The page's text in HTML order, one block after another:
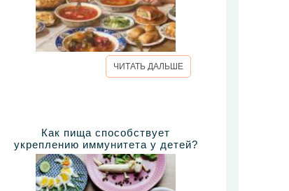
ЧИТАТЬ ДАЛЬШЕ
Как пища способствует
укреплению иммунитета у детей?